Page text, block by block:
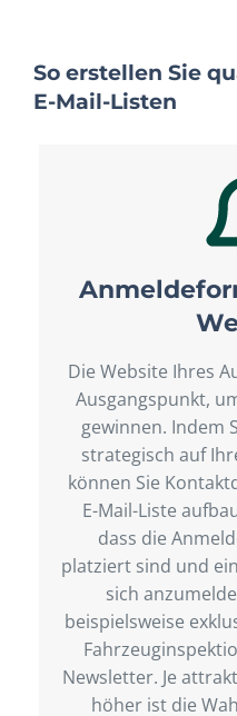
So erstellen Sie
E-Mail-Listen
Die Website Ihres
Ausgangspunkt,
gewinnen. Indem
strategisch auf
können Sie
E-Mail-Liste
dass die
platziert sind und
sich
beispielsweise
Newsletter. Je
höher ist die